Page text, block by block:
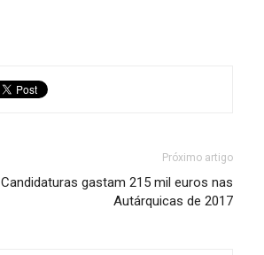
Próximo artigo
Candidaturas gastam 215 mil euros nas
Autárquicas de 2017